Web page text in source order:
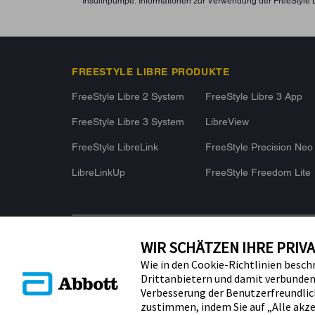
FREESTYLE LIBRE PRODUKTE
FreeStyle Libre 2 System
FreeStyle Libre 3 System
FreeStyle LibreLink
LibreLinkUp
FreeStyle Libre 3 App
LibreView
FreeStyle Precision Neo
FreeStyle Freedom Lite
Copyright © 2026 Abbott. Alle Rechte vorbehalten. Libre, das
Erscheinungsbild des Sensors, die Farbe Gelb sowie
und/oder Designs sind das geistige Eigentum der Abbott
WIR SCHÄTZEN IHRE
Wie in den Cookie-Richtlinien
Drittanbietern und damit
Verbesserung der
zustimmen, indem Sie auf „Alle